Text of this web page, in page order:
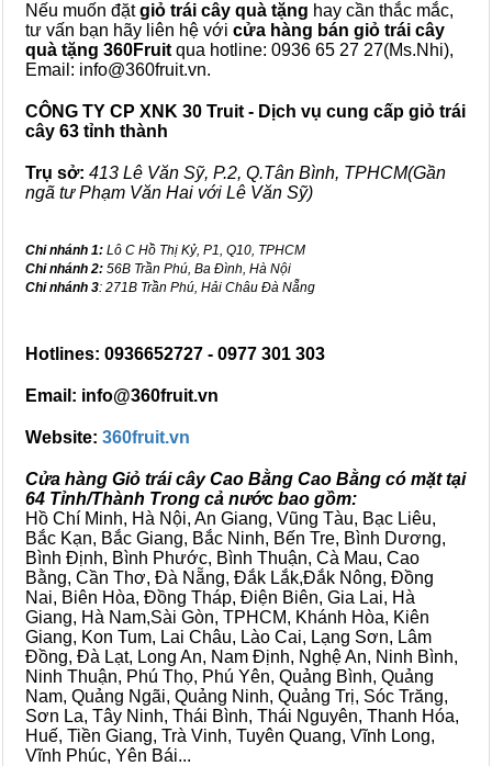
Nếu muốn đặtgiỏ trái cây quà tặng hay cần thắc mắc,
tư vấn bạn hãy liên hệ với cửa hàng bán giỏ trái cây
quà tặng 360Fruit qua hotline: 0936 65 27 27(Ms.Nhi),
Email: info@360fruit.vn.
CÔNG TY CP XNK 30 Truit - Dịch vụ cung cấp giỏ trái
cây 63 tỉnh thành
Trụ sở: 413 Lê Văn Sỹ, P.2, Q.Tân Bình, TPHCM(Gần
ngã tư Phạm Văn Hai với Lê Văn Sỹ)
Chi nhánh 1: Lô C Hồ Thị Kỷ, P1, Q10, TPHCM
Chi nhánh 2: 56B Trần Phú, Ba Đình, Hà Nội
Chi nhánh 3: 271B Trần Phú, Hải Châu Đà Nẵng
Hotlines: 0936652727 - 0977 301 303
Email: info@360fruit.vn
Website: 360fruit.vn
Cửa hàng Giỏ trái cây Cao Bằng Cao Bằng có mặt tại
64 Tỉnh/Thành Trong cả nước bao gồm:
Hồ Chí Minh, Hà Nội, An Giang, Vũng Tàu, Bạc Liêu,
Bắc Kạn, Bắc Giang, Bắc Ninh, Bến Tre, Bình Dương,
Bình Định, Bình Phước, Bình Thuận, Cà Mau, Cao
Bằng, Cần Thơ, Đà Nẵng, Đắk Lắk,Đắk Nông, Đồng
Nai, Biên Hòa, Đồng Tháp, Điện Biên, Gia Lai, Hà
Giang, Hà Nam,Sài Gòn, TPHCM, Khánh Hòa, Kiên
Giang, Kon Tum, Lai Châu, Lào Cai, Lạng Sơn, Lâm
Đồng, Đà Lạt, Long An, Nam Định, Nghệ An, Ninh Bình,
Ninh Thuận, Phú Thọ, Phú Yên, Quảng Bình, Quảng
Nam, Quảng Ngãi, Quảng Ninh, Quảng Trị, Sóc Trăng,
Sơn La, Tây Ninh, Thái Bình, Thái Nguyên, Thanh Hóa,
Huế, Tiền Giang, Trà Vinh, Tuyên Quang, Vĩnh Long,
Vĩnh Phúc, Yên Bái...